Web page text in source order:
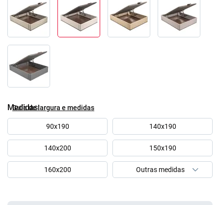
Guía de largura e medidas
Medidas
90x190 140x190
140x200 150x190
160x200